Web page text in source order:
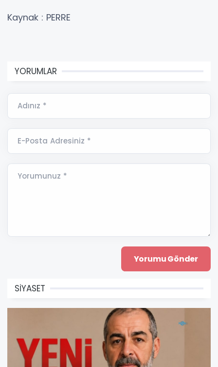
Kaynak : PERRE
YORUMLAR
Adınız *
E-Posta Adresiniz *
Yorumunuz *
SİYASET